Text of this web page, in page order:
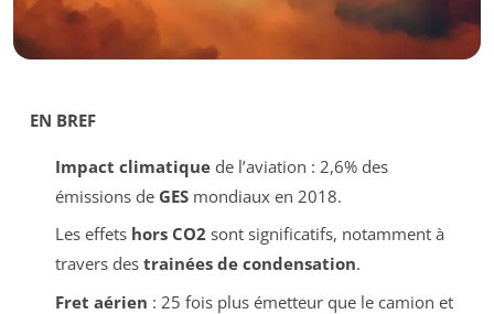
EN BREF
Impact climatiquede l’aviation : 2,6% des
émissions de GESmondiaux en 2018.
Les effets hors CO2 sont significatifs, notamment à
travers des trainées de condensation.
Fret aérien : 25 fois plus émetteur que le camion et